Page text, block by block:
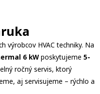
výrobcov HVAC techniky. Na
6 kWposkytujeme 5-
ročný servis, ktorý
aj servisujeme – rýchlo a